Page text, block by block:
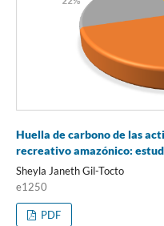
Huella de carbono de las
recreativo amazónico:
Sheyla Janeth Gil-Tocto
e1250
PDF